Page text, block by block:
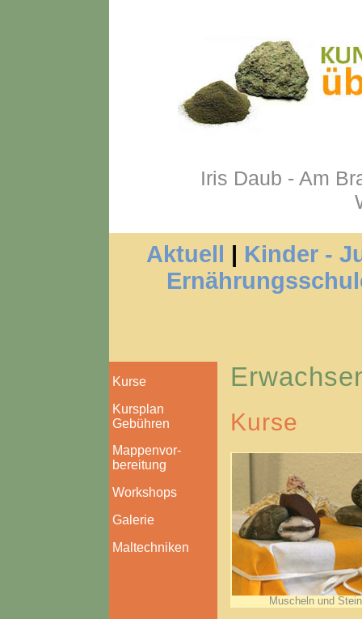
Iris Daub - Am
Aktuell | Kinder -
Kurse
Kursplan
Gebühren
Mappenvor-
bereitung
Workshops
Galerie
Maltechniken
Kurse
Muscheln und